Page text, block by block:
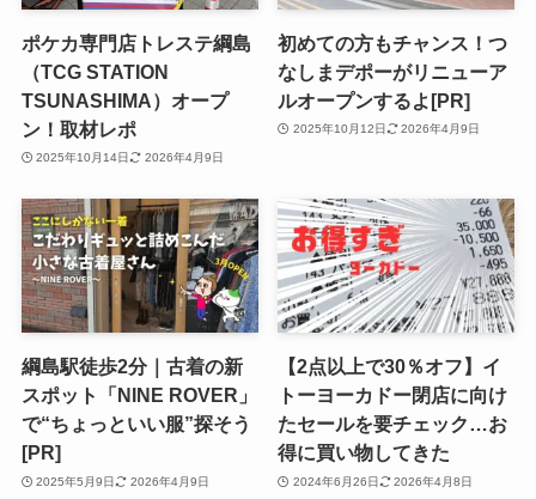
ポケカ専門店トレステ綱島
（TCG STATION
TSUNASHIMA）オープ
ン！取材レポ
2025年10月14日 2026年4月9日
初めての方もチャンス！つ
なしまデポーがリニューア
ルオープンするよ[PR]
2025年10月12日 2026年4月9日
綱島駅徒歩2分｜古着の新
スポット「NINE ROVER」
で“ちょっといい服”探そう
[PR]
2025年5月9日 2026年4月9日
【2点以上で30％オフ】イ
トーヨーカドー閉店に向け
たセールを要チェック…お
得に買い物してきた
2024年6月26日 2026年4月8日